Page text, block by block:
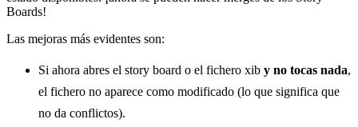
Boards!
Las mejoras más evidentes son:
Si ahora abres el story board o el fichero xib y no tocas nada,
el fichero no aparece como modificado (lo que significa que
no da conflictos).